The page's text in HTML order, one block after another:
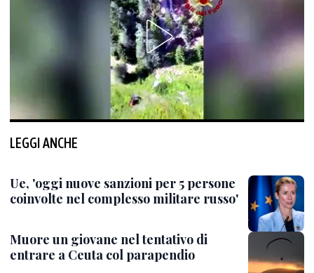
LEGGI ANCHE
Ue, 'oggi nuove sanzioni per 5 persone
coinvolte nel complesso militare russo'
Muore un giovane nel tentativo di
entrare a Ceuta col parapendio